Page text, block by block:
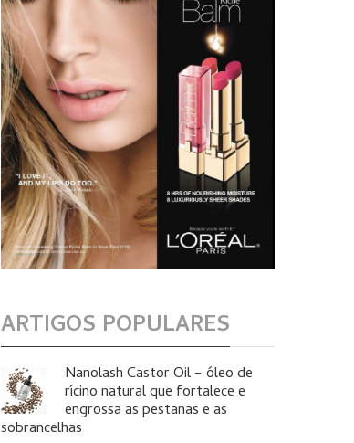
ARTIGOS POPULARES
Nanolash Castor Oil – óleo de
rícino natural que fortalece e
engrossa as pestanas e as
sobrancelhas